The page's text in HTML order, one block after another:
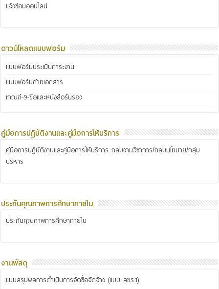
แจ้งซ่อมออนไลน์
ดาวน์โหลดแบบฟอร์ม
แบบฟอร์มประเมินภาระงาน
แบบฟอร์มถ่ายเอกสาร
เกณฑ์-9-ข้อและหนังสือรับรอง
คู่มือการปฏิบัติงานและคู่มือการให้บริการ
คู่มือการปฏิบัติงานและคู่มือการให้บริการ กลุ่มงานวิชาการ/กลุ่มนโยบาย/กลุ่ม
บริหาร
ประกันคุณภาพการศึกษาภายใน
ประกันคุณภาพการศึกษาภายใน
งานพัสดุ
แบบสรุปผลการดำเนินการจัดซื้อจัดจ้าง (แบบ สขร.1)